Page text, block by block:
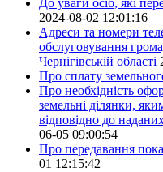
До уваги осіб, які
2024-08-02 12:01:16
Адреси та номери
обслуговування
Чернігівській області
Про сплату
Про необхідність
земельні ділянки,
відповідно до
06-05 09:00:54
Про передавання
01 12:15:42